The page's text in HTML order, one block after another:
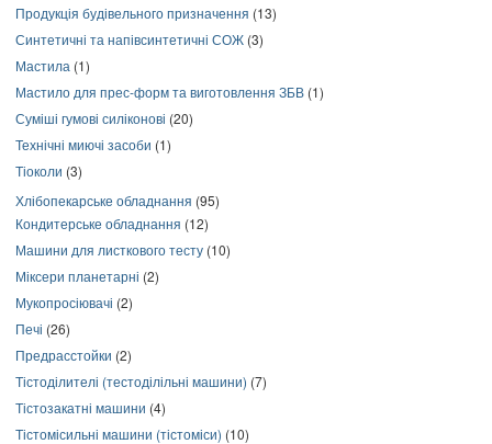
Продукція будівельного призначення (13)
Синтетичні та напівсинтетичні СОЖ (3)
Мастила (1)
Мастило для прес-форм та виготовлення ЗБВ (1)
Суміші гумові силіконові (20)
Технічні миючі засоби (1)
Тіоколи (3)
Хлібопекарське обладнання (95)
Кондитерське обладнання (12)
Машини для листкового тесту (10)
Міксери планетарні (2)
Мукопросіювачі (2)
Печі (26)
Предрасстойки (2)
Тістоділителі (тестоділільні машини) (7)
Тістозакатні машини (4)
Тістомісильні машини (тістоміси) (10)